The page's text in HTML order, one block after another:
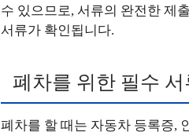
수 있으므로, 서류의 완전한 제
서류가 확인됩니다.
폐차를 위한 필수
폐차를 할 때는 자동차 등록증,